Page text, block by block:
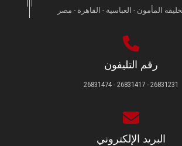
المأمون - العباسية - القاهرة - مصر
رقم التليفون
26831231 - 26831417 - 26831474
البريد الإلكتروني